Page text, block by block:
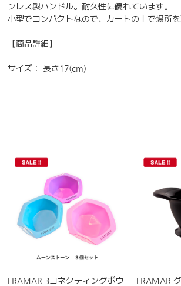
ンレス製ハンドル。耐久性に優れています。
小型でコンパクトなので、カートの上で場所を
【商品詳細】
サイズ： 長さ17(cm)
FRAMAR 3コネクティングボウ
FRAMAR